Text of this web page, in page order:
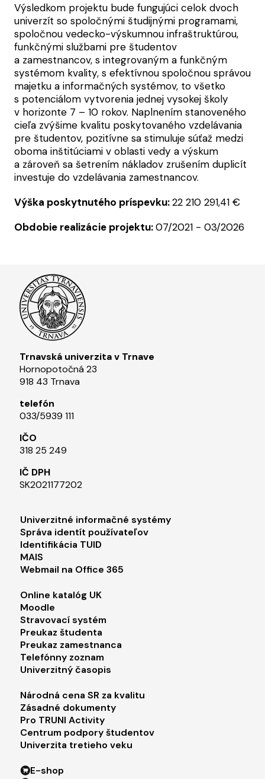
Výsledkom projektu bude fungujúci celok dvoch
univerzít so spoločnými študijnými programami,
spoločnou vedecko-výskumnou infraštruktúrou,
funkčnými službami pre študentov
a zamestnancov, s integrovaným a funkčným
systémom kvality, s efektívnou spoločnou správou
majetku a informačných systémov, to všetko
s potenciálom vytvorenia jednej vysokej školy
v horizonte 7 – 10 rokov. Naplnením stanoveného
cieľa zvýšime kvalitu poskytovaného vzdelávania
pre študentov, pozitívne sa stimuluje súťaž medzi
oboma inštitúciami v oblasti vedy a výskum
a zároveň sa šetrením nákladov zrušením duplicít
investuje do vzdelávania zamestnancov.
Výška poskytnutého príspevku:22 210 291,41 €
Obdobie realizácie projektu:07/2021 - 03/2026
Trnavská univerzita v Trnave
Hornopotočná 23
918 43 Trnava
telefón
033/5939 111​
IČO
318 25 249
IČ DPH
SK2021177202​
Footer menu 1
Univerzitné informačné systémy
Správa identít používateľov
Identifikácia TUID
MAIS
Webmail na Office 365
Footer menu 2
Online katalóg UK
Moodle
Stravovací systém
Preukaz študenta
Preukaz zamestnanca
Telefónny zoznam
Univerzitný časopis
Footer menu 3
Národná cena SR za kvalitu
Zásadné dokumenty
Pro TRUNI Activity
Centrum podpory študentov
Univerzita tretieho veku
Footer menu 4
E-shop